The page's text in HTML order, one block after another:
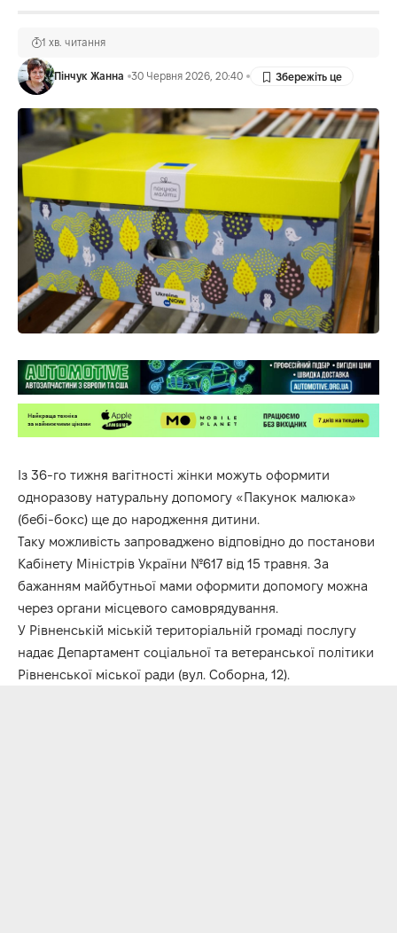
Пінчук Жанна 30 Червня 2026, 20:40
1 хв. читання
Із 36-го тижня вагітності жінки можуть оформити
одноразову натуральну допомогу «Пакунок малюка»
(бебі-бокс) ще до народження дитини.
Таку можливість запроваджено відповідно до постанови
Кабінету Міністрів України №617 від 15 травня. За
бажанням майбутньої мами оформити допомогу можна
через органи місцевого самоврядування.
У Рівненській міській територіальній громаді послугу
надає Департамент соціальної та ветеранської політики
Рівненської міської ради (вул. Соборна, 12).